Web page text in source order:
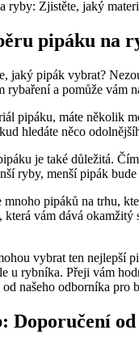
pipáku na
jaký pipák‌ vybrat?
a pomůže vám
pipáku, ‍máte několik
hledáte něco‍
je také důležitá.
ryby, menší‌ pipák
pipáků na trhu,
vám dává
vybrat ten nejlepší
u rybníka. Přeji vám